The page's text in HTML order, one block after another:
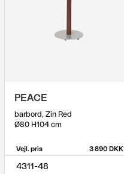
PEACE
barbord, Zin Red
Ø80 H104 cm
Vejl. pris 3 890 DKK
4311-48